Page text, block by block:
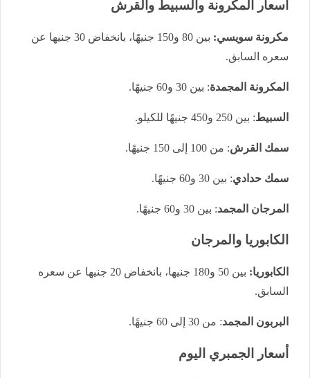
أسعار المكرونة والسبيط والقرش
مكرونة سويسي:
بين 80 و150 جنيهًا، بانخفاض 30 جنيها عن
سعره السابق.
المكرونة المجمدة: بين 30 و60 جنيهًا.
السبيط: بين 250 و450 جنيهًا للكيلو.
سمك القرش: من 100 إلى 150 جنيهًا.
سمك حدادي: بين 30 و60 جنيهًا.
المرجان المجمد: بين 30 و60 جنيهًا.
الكابوريا والمرجان
الكابوريا:
بين 50 و180 جنيها، بانخفاض 20 جنيها عن سعره
السابق.
البربون المجمد: من 30 إلى 60 جنيهًا.
أسعار الجمبري اليوم